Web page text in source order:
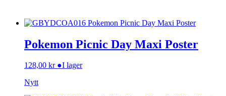
Pokemon Picnic Day Maxi Poster
128,00 kr ●I lager
Nytt